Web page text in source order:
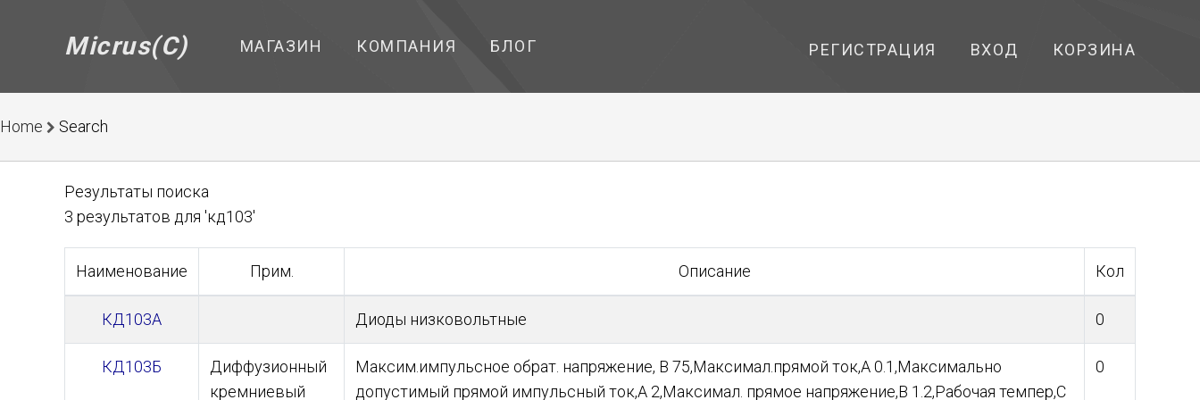
Micrus(C) МАГАЗИН КОМПАНИЯ БЛОГ РЕГИСТРАЦИЯ ВХОД КОРЗИНА
Home Search
Результаты поиска
3 результатов для 'кд103'
Наименование Прим. Описание Кол
КД103А Диоды низковольтные 0
КД103Б
Диффузионный
кремниевый
Максим.импульсное обрат. напряжение, В 75,Максимал.прямой ток,А 0.1,Максимально
допустимый прямой импульсный ток,А 2,Максимал. прямое напряжение,В 1.2,Рабочая темпер,С
0